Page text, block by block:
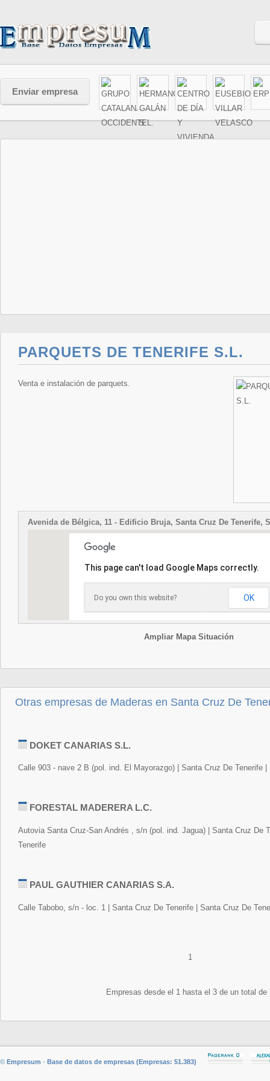
Enviar empresa
PARQUETS DE TENERIFE S.L.
Venta e instalación de parquets.
Avenida de Bélgica, 11 - Edificio Bruja, Santa Cruz De Tenerife,
This page can't load Google Maps correctly.
Do you own this website? OK
Ampliar Mapa Situación
Otras empresas de Maderas en Santa Cruz De
DOKET CANARIAS S.L.
Calle 903 - nave 2 B (pol. ind. El Mayorazgo) | Santa Cruz De Tenerife |
FORESTAL MADERERA L.C.
Autovia Santa Cruz-San Andrés , s/n (pol. ind. Jagua) | Santa Cruz De
Tenerife
PAUL GAUTHIER CANARIAS S.A.
Calle Tabobo, s/n - loc. 1 | Santa Cruz De Tenerife | Santa Cruz De
1
Empresas desde el 1 hasta el 3 de un total de
© Empresum - Base de datos de empresas (Empresas: 51.383)